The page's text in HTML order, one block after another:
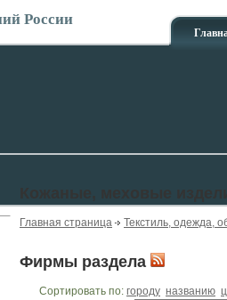
России
Главная страница Текстиль, одежда,
Фирмы раздела
Сортировать по: городу названию